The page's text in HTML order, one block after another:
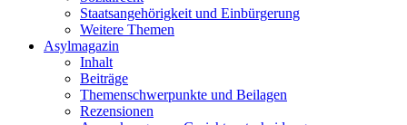
Staatsangehörigkeit und Einbürgerung
Weitere Themen
Asylmagazin
Inhalt
Beiträge
Themenschwerpunkte und Beilagen
Rezensionen